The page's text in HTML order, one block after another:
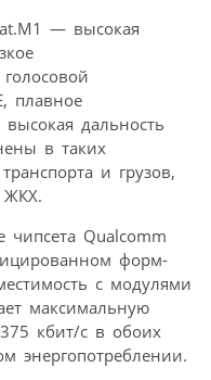
— высокая
плавное
дальность
в таких
и грузов,
ЖКХ.
чипсета Qualcomm
форм-
с модулями
максимальную
кбит/с в обоих
энергопотреблении.